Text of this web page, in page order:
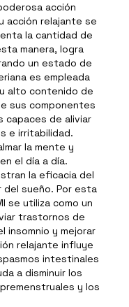
acción
acción relajante se
la cantidad de
manera, logra
un estado de
es empleada
alto contenido de
sus componentes
capaces de aliviar
e irritabilidad.
la mente y
el día a día.
la eficacia del
sueño. Por esta
se utiliza como un
trastornos de
insomnio y mejorar
relajante influye
intestinales
a disminuir los
y los